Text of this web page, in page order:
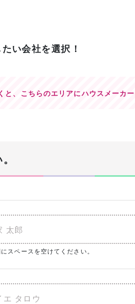
い会社を選択！
、 こちらのエリアにハウスメーカ
スペースを空けてください。